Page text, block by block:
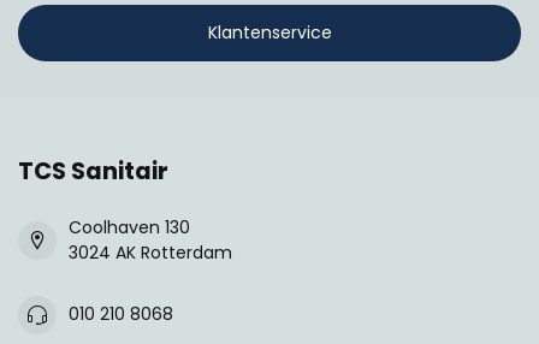
Klantenservice
TCS Sanitair
Coolhaven 130
3024 AK Rotterdam
010 210 8068